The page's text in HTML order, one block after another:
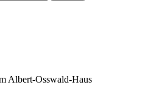
Albert-Osswald-Haus